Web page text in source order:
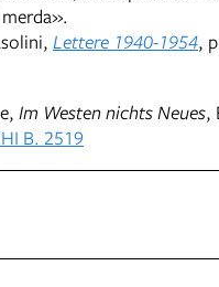
Lettere 1940-1954,
Im Westen nichts Neues,
B. 2519